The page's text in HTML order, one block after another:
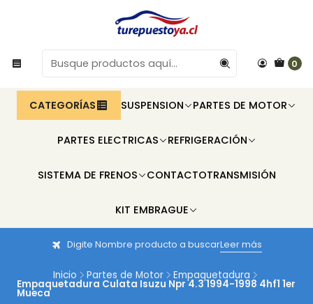
0
CATEGORÍAS SUSPENSION PARTES DE MOTOR
PARTES ELECTRICAS REFRIGERACIÓN
SISTEMA DE FRENOS CONTACTOTRANSMISIÓN
KIT EMBRAGUE
Digite Nombre producto a buscarLeer más
Inicio Partes de Motor Empaquetadura
Empaquetadura Culata Isuzu Npr 4.3 1994-1998 4hf1 1er
Mueca